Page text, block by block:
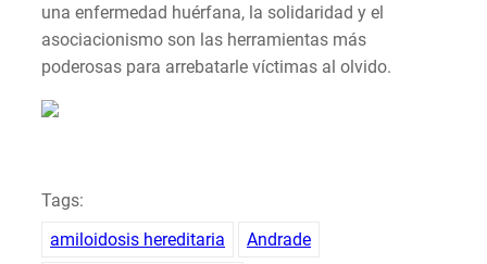
una enfermedad huérfana, la solidaridad y el
asociacionismo son las herramientas más
poderosas para arrebatarle víctimas al olvido.
Tags:
amiloidosis hereditaria
Andrade